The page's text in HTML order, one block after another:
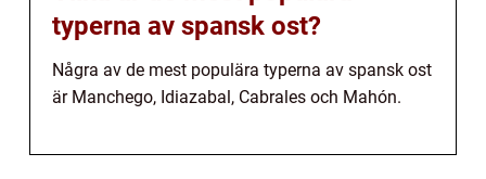
typerna av spansk ost?
Några av de mest populära typerna av spansk ost
är Manchego, Idiazabal, Cabrales och Mahón.